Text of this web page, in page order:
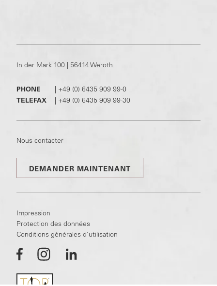
In der Mark 100 | 56414 Weroth
PHONE | +49 (0) 6435 909 99-0
TELEFAX
| +49 (0) 6435 909 99-30
Nous contacter
DEMANDER MAINTENANT
Impression
Protection des données
Conditions générales d’utilisation